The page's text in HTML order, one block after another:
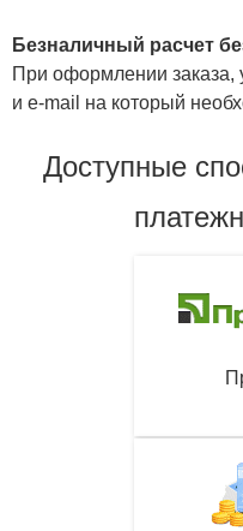
Безналичный расчет
При оформлении заказа,
и e-mail на который
Доступные